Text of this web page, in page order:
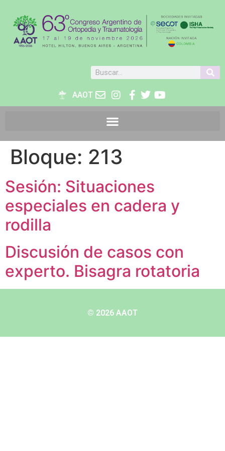
AAOT
Bloque: 213
Sesión: Situaciones
especiales en cadera y
rodilla
Discusión de casos con
experto. Bisagra rotatoria
© 2026 AAOT